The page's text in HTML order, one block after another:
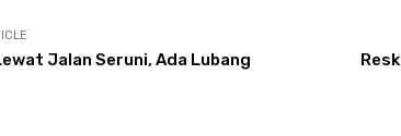
Jalan Seruni, Ada Lubang